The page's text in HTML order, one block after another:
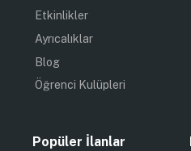
Etkinlikler
Ayrıcalıklar
Blog
Öğrenci Kulüpleri
Popüler İlanlar